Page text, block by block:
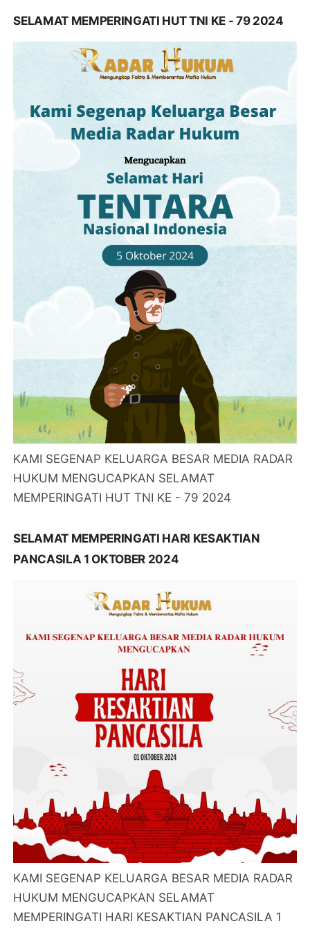
SELAMAT MEMPERINGATI HUT TNI KE - 79 2024
KAMI SEGENAP KELUARGA BESAR MEDIA RADAR
HUKUM MENGUCAPKAN SELAMAT
MEMPERINGATI HUT TNI KE - 79 2024
SELAMAT MEMPERINGATI HARI KESAKTIAN
PANCASILA 1 OKTOBER 2024
KAMI SEGENAP KELUARGA BESAR MEDIA RADAR
HUKUM MENGUCAPKAN SELAMAT
MEMPERINGATI HARI KESAKTIAN PANCASILA 1